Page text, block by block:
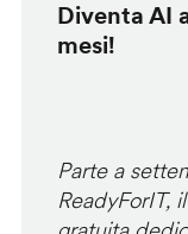
Diventa AI
mesi!
Parte a
ReadyForIT,